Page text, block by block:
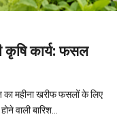
कृषि कार्य: फसल
का महीना खरीफ फसलों के लिए
वाली बारिश…